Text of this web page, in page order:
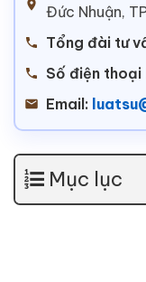
Đức Nhuận,
Tổng đài tư
Số điện thoại
Email:
Mục lục